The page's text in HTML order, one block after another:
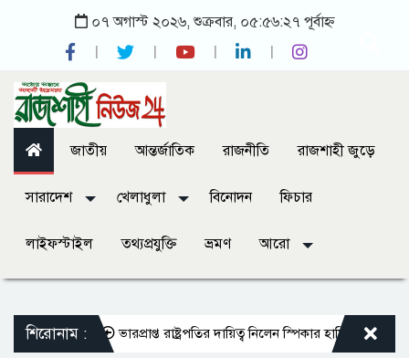
০৭ অগাস্ট ২০২৬, শুক্রবার, ০৫:৫৬:২৭ পূর্বাহ্ন
জাতীয় আন্তর্জাতিক রাজনীতি রাজশাহী জুড়ে
সারাদেশ খেলাধুলা বিনোদন ফিচার
লাইফস্টাইল তথ্যপ্রযুক্তি ভ্রমণ আরো
শিরোনাম :
মসজিদ ভারপ্রাপ্ত রাষ্ট্রপতির দায়িত্ব নিলেন স্পিকার হাফিজ উদ্দিন আহমদ